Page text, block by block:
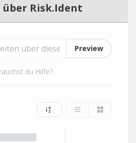
Risk.Ident
Preview
du Hilfe?